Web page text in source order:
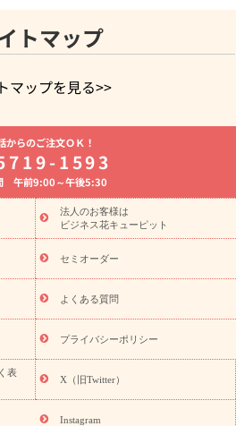
トマップ
マップを見る>>
の花特集
誕生日フラワーギフト特集
ウ)
開店・開業祝い
み お供え・お悔やみの花
儀に贈る花 胡蝶蘭・花鉢
ント
ひまわり ギフト・プレゼント
季節のイベント
お盆 花（新
初盆）
お盆・お供え 花とセットギ
ブドフラワー
ひまわり ギフト・プ
お中元・暑中見舞い 花のギフト特集
・プレゼント特集
敬老の日 花のおすすめランキング
敬
レゼント特集
敬老の日 花とセットギ
の日の花 全てのギフト一覧
キャン
ーディアンズ』コラボキャンペーン
キャンペーン
誕生日の花を探す
生日フラワーギフト特集
からのご注文ＯＫ！
1593
午前9:00～午後5:30
法人のお客様は
ビジネス花キューピット
セミオーダー
よくある質問
プライバシーポリシー
表
X（旧Twitter）
Instagram